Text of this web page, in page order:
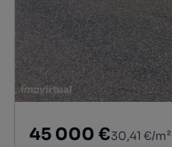
45 000 €30,41 €/m²